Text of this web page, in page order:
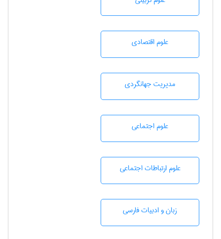
علوم اقتصادی
مديريت جهانگردی
علوم اجتماعی
علوم ارتباطات اجتماعی
زبان و ادبيات فارسی